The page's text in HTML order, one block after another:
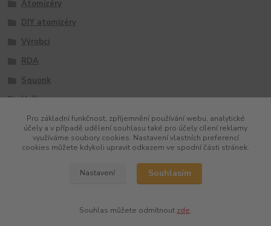
Atomizéry
DIY atomizéry
Výrobci
RDA
Squonk
Hellvape
Pro základní funkčnost, zpříjemnění používání webu, analytické
účely a v případě udělení souhlasu také pro účely cílení reklamy
využíváme soubory cookies. Nastavení vlastních preferencí
cookies můžete kdykoli upravit odkazem ve spodní části stránek.
Nastavení Souhlasím
Souhlas můžete odmítnout zde.